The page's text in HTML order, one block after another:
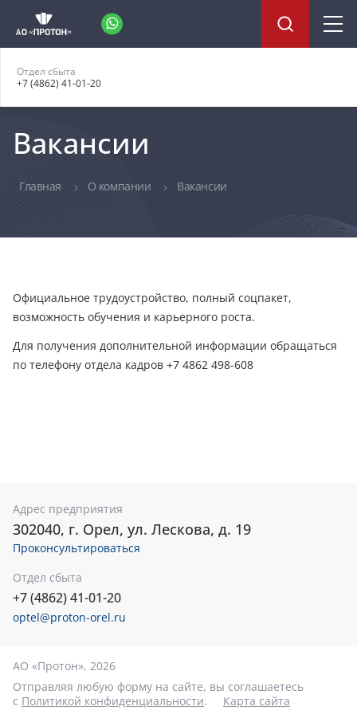
Отдел сбыта
+7 (4862) 41-01-20
Вакансии
Главная О компании Вакансии
Официальное трудоустройство, полный соцпакет,
возможность обучения и карьерного роста.
Для получения дополнительной информации обращаться
по телефону отдела кадров +7 4862 498-608
Адрес предприятия
302040, г. Орел, ул. Лескова, д. 19
Проконсультироваться
Отдел сбыта
+7 (4862) 41-01-20
optel@proton-orel.ru
АО «Протон», 2026
Отправляя любую форму на сайте, вы соглашаетесь
с Политикой конфиденциальности. Карта сайта